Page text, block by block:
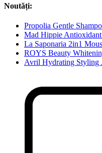
Noutăți:
Propolia Gentle
Mad Hippie
La Saponaria 2in1
ROYS Beauty
Avril Hydrating Styling